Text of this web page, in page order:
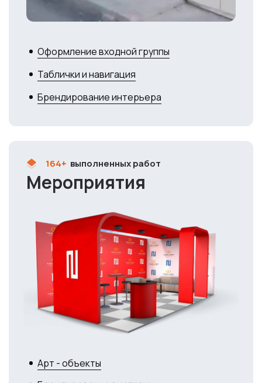
Оформление входной группы
Таблички и навигация
Брендирование интерьера
164+ выполненных работ
Мероприятия
Арт - объекты